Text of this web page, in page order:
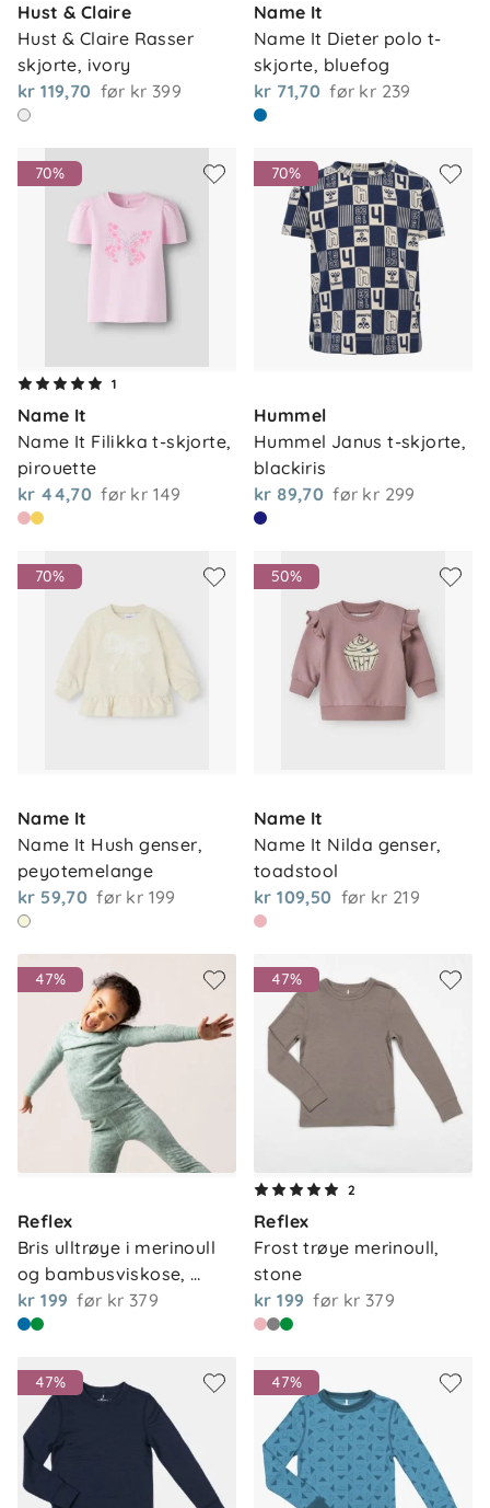
Hust & Claire
Hust & Claire Rasser
skjorte, ivory
kr 119,70 før kr 399
Name It
Name It Dieter polo t-
skjorte, bluefog
kr 71,70 før kr 239
70%
1
Name It
Name It Filikka t-skjorte,
pirouette
kr 44,70 før kr 149
70%
Hummel
Hummel Janus t-skjorte,
blackiris
kr 89,70 før kr 299
70%
Name It
Name It Hush genser,
peyotemelange
kr 59,70 før kr 199
50%
Name It
Name It Nilda genser,
toadstool
kr 109,50 før kr 219
47%
Reflex
Bris ulltrøye i merinoull
og bambusviskose,
pale…
kr 199 før kr 379
47%
2
Reflex
Frost trøye merinoull,
stone
kr 199 før kr 379
47% 47%